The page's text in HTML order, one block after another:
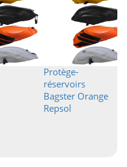
Protège-
réservoirs
Bagster Orange
Repsol